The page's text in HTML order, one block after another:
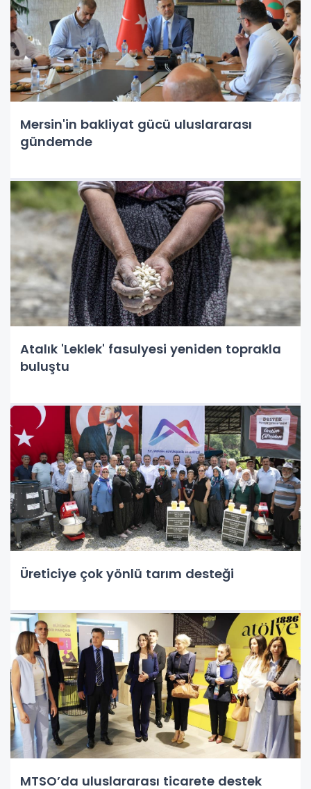
Mersin'in bakliyat gücü uluslararası
gündemde
Atalık 'Leklek' fasulyesi yeniden toprakla
buluştu
Üreticiye çok yönlü tarım desteği
MTSO’da uluslararası ticarete destek